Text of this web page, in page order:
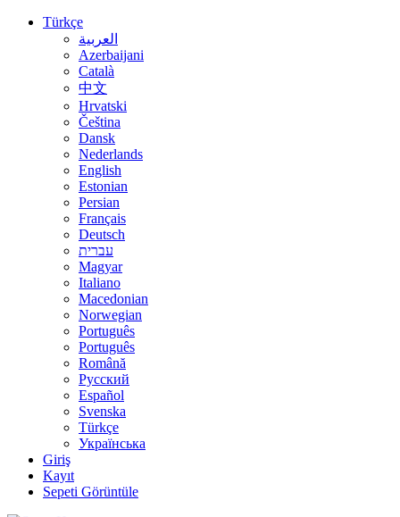
Türkçe
العربية
Azerbaijani
Català
中文
Hrvatski
Čeština
Dansk
Nederlands
English
Estonian
Persian
Français
Deutsch
עברית
Magyar
Italiano
Macedonian
Norwegian
Português
Português
Română
Русский
Español
Svenska
Türkçe
Українська
Giriş
Kayıt
Sepeti Görüntüle